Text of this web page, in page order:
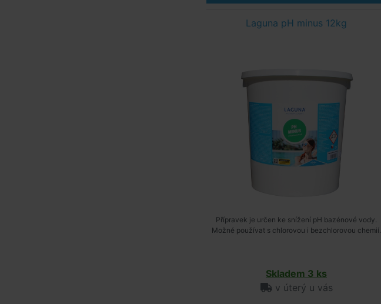
Laguna pH minus 12kg
Přípravek je určen ke snížení pH bazénové vody.
Možné používat s chlorovou i bezchlorovou chemií.
Skladem 3 ks
v úterý u vás